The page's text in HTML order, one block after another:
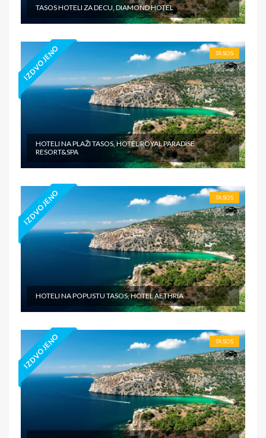
TASOS HOTELI ZA DECU, DIAMOND HOTEL
IZDVOJENO TASOS
HOTELI NA PLAŽI TASOS, HOTEL ROYAL PARADISE
RESORT&SPA
IZDVOJENO TASOS
HOTELI NA POPUSTU TASOS, HOTEL AETHRIA
IZDVOJENO TASOS